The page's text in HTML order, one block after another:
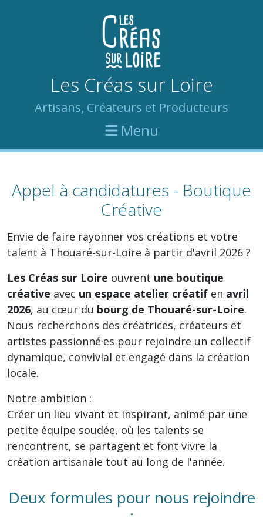
Les Créas sur Loire
Artisans, Créateurs et Producteurs
Menu
Appel à candidatures - Boutique
Créative
Envie de faire rayonner vos créations et votre
talent à Thouaré-sur-Loire à partir d'avril 2026 ?
Les Créas sur Loire ouvrent une boutique
créative avec un espace atelier créatif en avril
2026, au cœur du bourg de Thouaré-sur-Loire.
Nous recherchons des créatrices, créateurs et
artistes passionné·es pour rejoindre un collectif
dynamique, convivial et engagé dans la création
locale.
Notre ambition :
Créer un lieu vivant et inspirant, animé par une
petite équipe soudée, où les talents se
rencontrent, se partagent et font vivre la
création artisanale tout au long de l'année.
Deux formules pour nous rejoindre